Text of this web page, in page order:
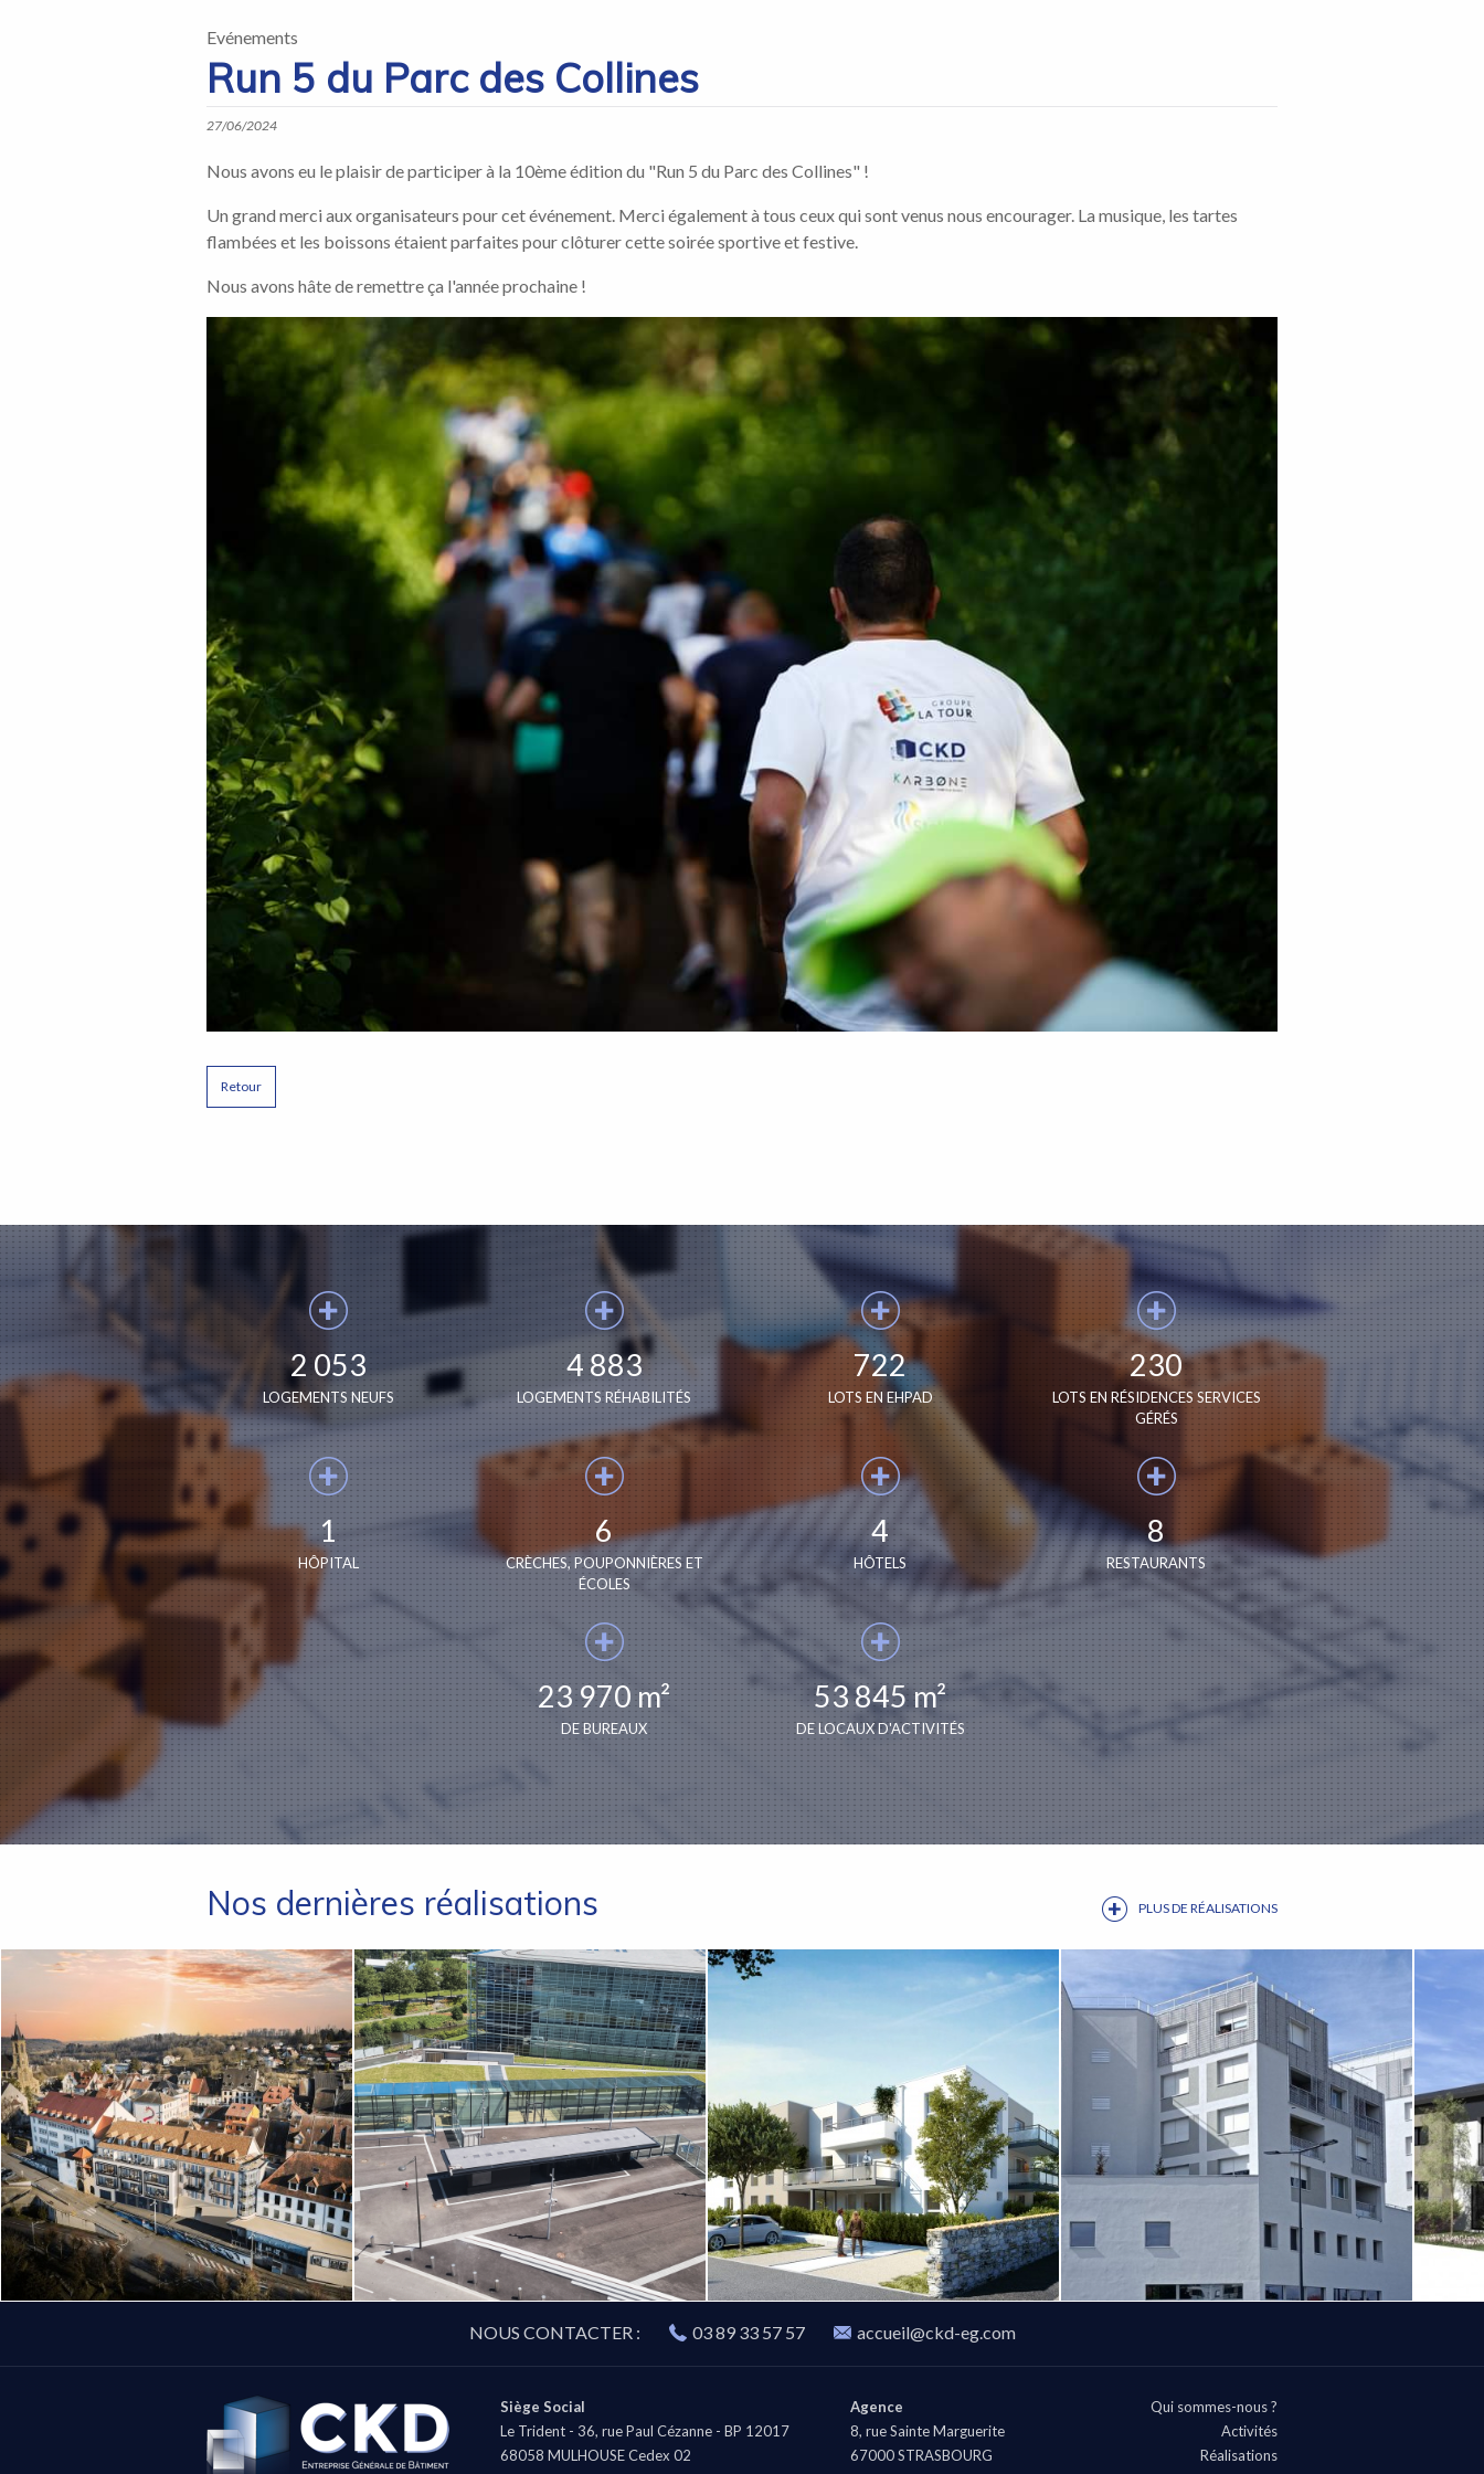
Evénements
Run 5 du Parc des Collines
27/06/2024
Nous avons eu le plaisir de participer à la 10ème édition du "Run 5 du Parc des Collines" !
Un grand merci aux organisateurs pour cet événement. Merci également à tous ceux qui sont venus nous encourager. La musique, les tartes
flambées et les boissons étaient parfaites pour clôturer cette soirée sportive et festive.
Nous avons hâte de remettre ça l'année prochaine !
Retour
2 053
LOGEMENTS NEUFS
4 883
LOGEMENTS RÉHABILITÉS
722
LOTS EN EHPAD
230
LOTS EN RÉSIDENCES SERVICES
GÉRÉS
1
HÔPITAL
6
CRÈCHES, POUPONNIÈRES ET
ÉCOLES
4
HÔTELS
8
RESTAURANTS
23 970 m²
DE BUREAUX
53 845 m²
DE LOCAUX D'ACTIVITÉS
Nos dernières réalisations PLUS DE RÉALISATIONS
NOUS CONTACTER : 03 89 33 57 57 accueil@ckd-eg.com
CKD-
EG
Siège Social
Le Trident - 36, rue Paul Cézanne - BP 12017
68058 MULHOUSECedex 02
Agence
8, rue Sainte Marguerite
67000STRASBOURG
Qui sommes-nous ?
Activités
Réalisations